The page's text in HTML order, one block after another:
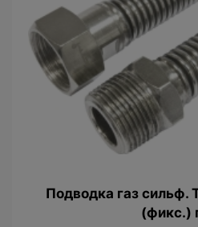
Подводка газ сильф.
(фикс.)